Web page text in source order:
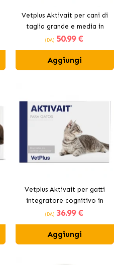
Vetplus Aktivait per cani di
taglia grande e media in
compresse
(DA) 50.99 €
Aggiungi
Vetplus Aktivait per gatti
integratore cognitivo in
capsule
(DA) 36.99 €
Aggiungi